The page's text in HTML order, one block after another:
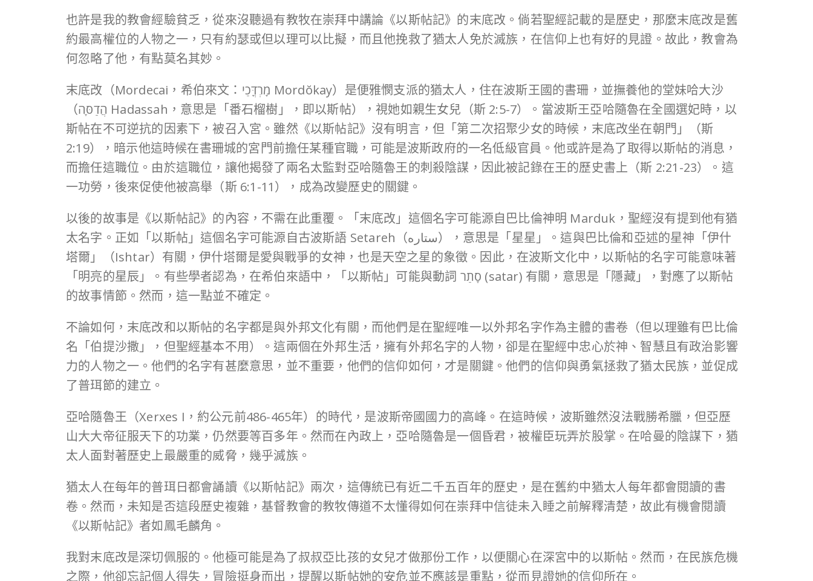
也許是我的教會經驗貧乏，從來沒聽過有教牧在崇拜中講論《以斯帖記》的末底改。倘若聖經記載的是歷史，那麼末底改是舊
約最高權位的人物之一，只有約瑟或但以理可以比擬，而且他挽救了猶太人免於滅族，在信仰上也有好的見證。故此，教會為
何忽略了他，有點莫名其妙。
末底改（Mordecai，希伯來文：מָרְדֳּכַי Mordŏkay）是便雅憫支派的猶太人，住在波斯王國的書珊，並撫養他的堂妹哈大沙
（הֲדַסָּה Hadassah，意思是「番石榴樹」，即以斯帖），視她如親生女兒（斯 2:5-7）。當波斯王亞哈隨魯在全國選妃時，以
斯帖在不可逆抗的因素下，被召入宮。雖然《以斯帖記》沒有明言，但「第二次招聚少女的時候，末底改坐在朝門」（斯
2:19），暗示他這時候在書珊城的宮門前擔任某種官職，可能是波斯政府的一名低級官員。他或許是為了取得以斯帖的消息，
而擔任這職位。由於這職位，讓他揭發了兩名太監對亞哈隨魯王的刺殺陰謀，因此被記錄在王的歷史書上（斯 2:21-23）。這
一功勞，後來促使他被高舉（斯 6:1-11），成為改變歷史的關鍵。
以後的故事是《以斯帖記》的內容，不需在此重覆。「末底改」這個名字可能源自巴比倫神明 Marduk，聖經沒有提到他有猶
太名字。正如「以斯帖」這個名字可能源自古波斯語 Setareh（ستاره），意思是「星星」。這與巴比倫和亞述的星神「伊什
塔爾」（Ishtar）有關，伊什塔爾是愛與戰爭的女神，也是天空之星的象徵。因此，在波斯文化中，以斯帖的名字可能意味著
「明亮的星辰」。有些學者認為，在希伯來語中，「以斯帖」可能與動詞 סָתַר (satar) 有關，意思是「隱藏」，對應了以斯帖
的故事情節。然而，這一點並不確定。
不論如何，末底改和以斯帖的名字都是與外邦文化有關，而他們是在聖經唯一以外邦名字作為主體的書卷（但以理雖有巴比倫
名「伯提沙撒」，但聖經基本不用）。這兩個在外邦生活，擁有外邦名字的人物，卻是在聖經中忠心於神、智慧且有政治影響
力的人物之一。他們的名字有甚麼意思，並不重要，他們的信仰如何，才是關鍵。他們的信仰與勇氣拯救了猶太民族，並促成
了普珥節的建立。
亞哈隨魯王（Xerxes I，約公元前486-465年）的時代，是波斯帝國國力的高峰。在這時候，波斯雖然沒法戰勝希臘，但亞歷
山大大帝征服天下的功業，仍然要等百多年。然而在內政上，亞哈隨魯是一個昏君，被權臣玩弄於股掌。在哈曼的陰謀下，猶
太人面對著歷史上最嚴重的威脅，幾乎滅族。
猶太人在每年的普珥日都會誦讀《以斯帖記》兩次，這傳統已有近二千五百年的歷史，是在舊約中猶太人每年都會閱讀的書
卷。然而，未知是否這段歷史複雜，基督教會的教牧傳道不太懂得如何在崇拜中信徒未入睡之前解釋清楚，故此有機會閱讀
《以斯帖記》者如鳳毛麟角。
我對末底改是深切佩服的。他極可能是為了叔叔亞比孩的女兒才做那份工作，以便關心在深宮中的以斯帖。然而，在民族危機
之際，他卻忘記個人得失，冒險挺身而出，提醒以斯帖她的安危並不應該是重點，從而見證她的信仰所在。